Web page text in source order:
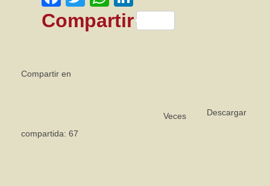
Compartir
Compartir en
Descargar
Veces
compartida: 67